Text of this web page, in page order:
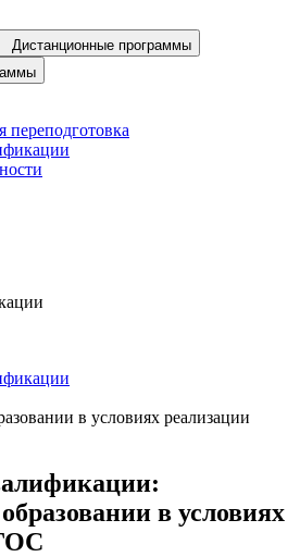
Дистанционные программы
переподготовка
в условиях реализации
в условиях